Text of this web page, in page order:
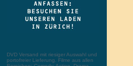
DVD Versand mit riesiger Auswahl und
portofreier Lieferung. Filme aus allen